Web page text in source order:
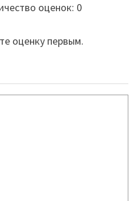
оценок: 0
оценку первым.